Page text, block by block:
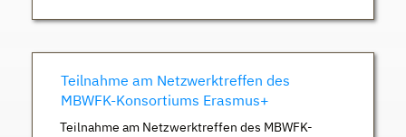
Teilnahme am Netzwerktreffen des
MBWFK-Konsortiums Erasmus+
Teilnahme am Netzwerktreffen des MBWFK-